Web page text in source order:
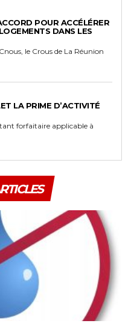
POUR ACCÉLÉRER
DANS LES
le Crous de La Réunion
LA PRIME D’ACTIVITÉ
forfaitaire applicable à